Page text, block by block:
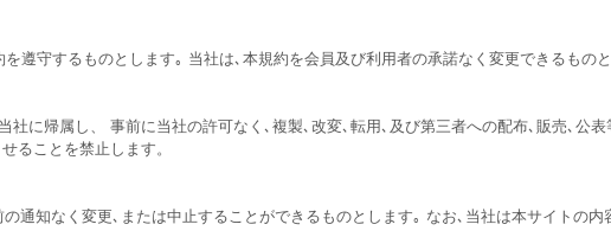
遵守するものとします｡ 当社は､本規約を会員及び利用者の承諾なく変更できるもの
に帰属し、 事前に当社の許可なく､複製､改変､転用､及び第三者への配布､販売､公
ることを禁止します。
通知なく変更､または中止することができるものとします｡ なお､当社は本サイトの